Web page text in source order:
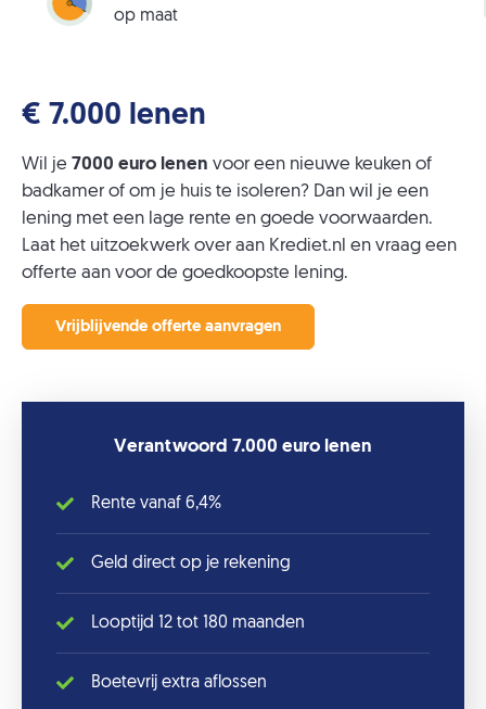
op maat
€ 7.000 lenen
Wil je 7000 euro lenen voor een nieuwe keuken of
badkamer of om je huis te isoleren? Dan wil je een
lening met een lage rente en goede voorwaarden.
Laat het uitzoekwerk over aan Krediet.nl en vraag een
offerte aan voor de goedkoopste lening.
Vrijblijvende offerte aanvragen
Verantwoord 7.000 euro lenen
Rente vanaf 6,4%
Geld direct op je rekening
Looptijd 12 tot 180 maanden
Boetevrij extra aflossen